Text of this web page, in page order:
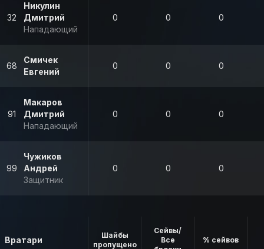
32
Никулин
Дмитрий
Нападающий
0 0 0
68
Смичек
Евгений
0 0 0
91
Макаров
Дмитрий
Нападающий
0 0 0
99
Чужиков
Андрей
Защитник
0 0 0
Вратари
Шайбы
пропущено
Сейвы/
Все
% сейвов